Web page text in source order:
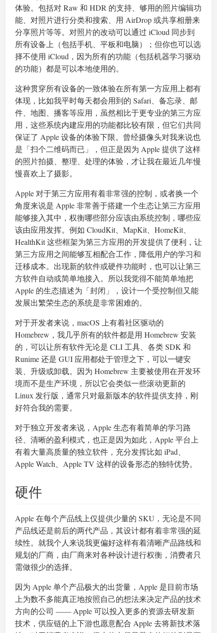
体验。包括对 Raw 和 HDR 的支持、够用的照片编辑功
能、对照片进行分类和搜索、用 AirDrop 或共享相册来
分享照片等等。对照片的改动可以通过 iCloud 同步到
所有设备上（包括手机、平板和电脑）；但你也可以选
择不使用 iCloud，因为所有的功能（包括机器学习驱动
的功能）都是可以本地使用的。
这种贯穿所有设备的一致体验在所有第一方应用上都有
体现，比如我平时每天都会用到的 Safari、备忘录、邮
件、地图、播客等应用，虽然相比于更专业的第三方应
用，这些系统内建应用的功能都比较有限，但它们共同
保证了 Apple 设备的体验下限。曾经摄像头对我来说也
是「扫个二维码而已」，但正是因为 Apple 提供了这样
的照片拍摄、整理、处理的体验，才让我在最近几年慢
慢喜欢上了摄影。
Apple 对于第三方应用有着非常强的控制，或者换一个
角度来说是 Apple 非常善于搭建一个生态让第三方应用
能够接入其中，权衡哪些部分应该由系统控制，哪些应
该由应用发挥。例如 CloudKit、MapKit、HomeKit、
HealthKit 这些框架为第三方应用的开发提供了便利，让
第三方应用之间能够互相配合工作，降低用户的学习和
迁移成本。出现新的软件或硬件功能时，也可以让第三
方软件自动或简单地接入。所以我觉得不能简单地把
Apple 的生态描述为「封闭」，设计一个受控制但又能
发展出繁荣生态的系统是非常困难的。
对于开发者来说，macOS 上有着社区驱动的
Homebrew，我几乎所有的软件都是用 Homebrew 安装
的，可以让所有软件无论是 CLI 工具、各类 SDK 和
Runime 还是 GUI 应用都处于管理之下，可以一键安
装、升级或卸载。因为 Homebrew 主要被使用在开发环
境而不是生产环境，所以它会类似一些滚动更新的
Linux 发行版，通常只对最新版本的软件提供支持，刚
好符合我的需要。
对于独立开发者来说，Apple 生态有着简单的学习路
径、清晰的盈利模式，也正是因为如此，Apple 平台上
有着大量高质量的独立软件，充分发挥比如 iPad、
Apple Watch、Apple TV 这样的设备形态的独特优势。
硬件
Apple 在每个产品线上仅提供少量的 SKU，无论是不同
产品线还是前后的两代产品，其设计都有着非常强的延
续性。就我个人来说我更偏好这样有着清晰产品路线和
规划的厂商，由厂商来对各种设计进行权衡，消费者只
需做很少的选择。
因为 Apple 单个产品极大的出货量，Apple 是目前市场
上为数不多能真正地按照自己的想法来决定产品的技术
方向的公司 —— Apple 可以投入更多的资源去研发新
技术，供应链的上下游也愿意配合 Apple 去将新技术落